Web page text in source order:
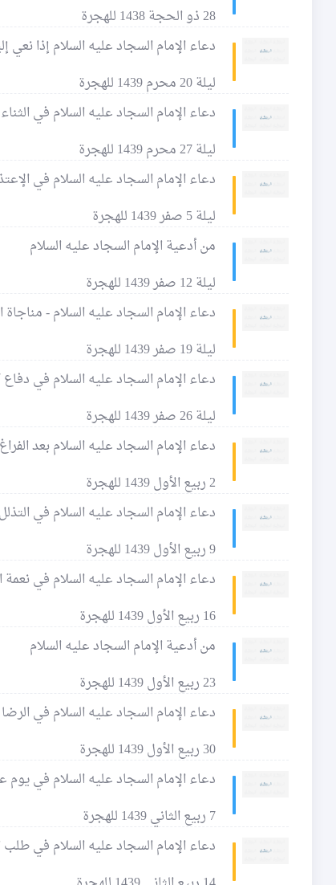
28 ذو الحجة 1438 للهجرة
دعاء الإمام السجاد عليه السلام إذا نعي
ليلة 20 محرم 1439 للهجرة
دعاء الإمام السجاد عليه السلام في
ليلة 27 محرم 1439 للهجرة
دعاء الإمام السجاد عليه السلام في
ليلة 5 صفر 1439 للهجرة
من أدعية الإمام السجاد عليه السلام
ليلة 12 صفر 1439 للهجرة
دعاء الإمام السجاد عليه السلام - مناجاة
ليلة 19 صفر 1439 للهجرة
دعاء الإمام السجاد عليه السلام في
ليلة 26 صفر 1439 للهجرة
دعاء الإمام السجاد عليه السلام بعد
2 ربيع الأول 1439 للهجرة
دعاء الإمام السجاد عليه السلام في
9 ربيع الأول 1439 للهجرة
دعاء الإمام السجاد عليه السلام في
16 ربيع الأول 1439 للهجرة
من أدعية الإمام السجاد عليه السلام
23 ربيع الأول 1439 للهجرة
دعاء الإمام السجاد عليه السلام في
30 ربيع الأول 1439 للهجرة
دعاء الإمام السجاد عليه السلام في يوم
7 ربيع الثاني 1439 للهجرة
دعاء الإمام السجاد عليه السلام في طلب